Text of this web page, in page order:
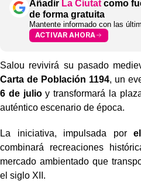
Añadir La Ciutat como
de forma gratuita
Mantente informado con las
ACTIVAR AHORA
Salou revivirá su pasado
Carta de Población 1194, un
6 de julioy transformará la
auténtico escenario de época.
La iniciativa, impulsada por
combinará recreaciones
mercado ambientado que
el siglo XII.